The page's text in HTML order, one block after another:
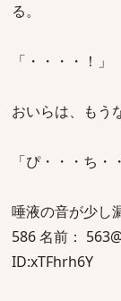
る。
「・・・・！」
おいらは、もう
「ぴ・・・ち・
唾液の音が少し
586 名前：
ID:xTFhrh6Y